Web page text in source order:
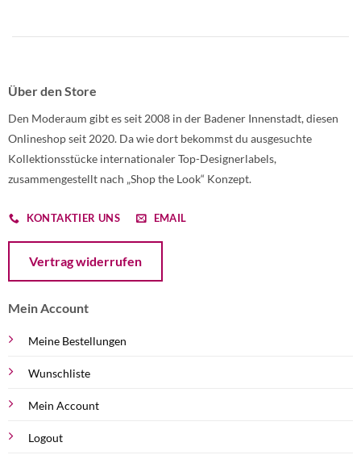
Über den Store
Den Moderaum gibt es seit 2008 in der Badener Innenstadt, diesen
Onlineshop seit 2020. Da wie dort bekommst du ausgesuchte
Kollektionsstücke internationaler Top-Designerlabels,
zusammengestellt nach „Shop the Look“ Konzept.
KONTAKTIER UNS EMAIL
Vertrag widerrufen
Mein Account
Meine Bestellungen
Wunschliste
Mein Account
Logout